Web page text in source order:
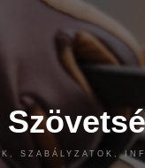
SZABÁLYZATOK,